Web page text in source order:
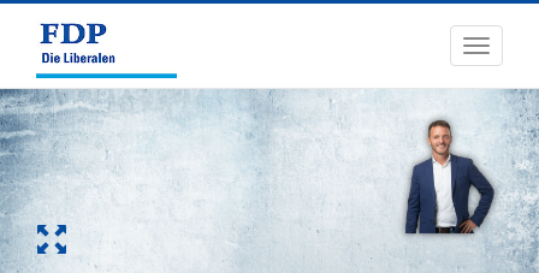
Toggle